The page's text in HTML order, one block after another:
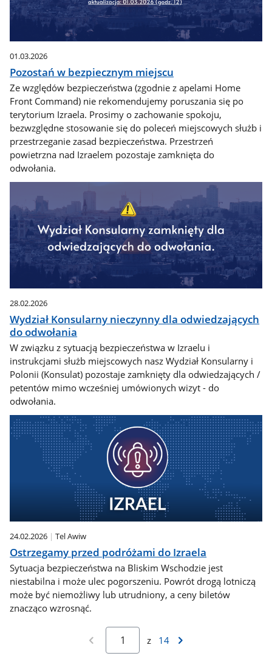
01.03.2026
Pozostań w bezpiecznym miejscu
Ze względów bezpieczeństwa (zgodnie z apelami Home
Front Command) nie rekomendujemy poruszania się po
terytorium Izraela. Prosimy o zachowanie spokoju,
bezwzględne stosowanie się do poleceń miejscowych służb i
przestrzeganie zasad bezpieczeństwa. Przestrzeń
powietrzna nad Izraelem pozostaje zamknięta do
odwołania.
28.02.2026
Wydział Konsularny nieczynny dla odwiedzających
do odwołania
W związku z sytuacją bezpieczeństwa w Izraelu i
instrukcjami służb miejscowych nasz Wydział Konsularny i
Polonii (Konsulat) pozostaje zamknięty dla odwiedzających /
petentów mimo wcześniej umówionych wizyt - do
odwołania.
24.02.2026 Tel Awiw
Ostrzegamy przed podróżami do Izraela
Sytuacja bezpieczeństwa na Bliskim Wschodzie jest
niestabilna i może ulec pogorszeniu. Powrót drogą lotniczą
może być niemożliwy lub utrudniony, a ceny biletów
znacząco wzrosnąć.
z 14